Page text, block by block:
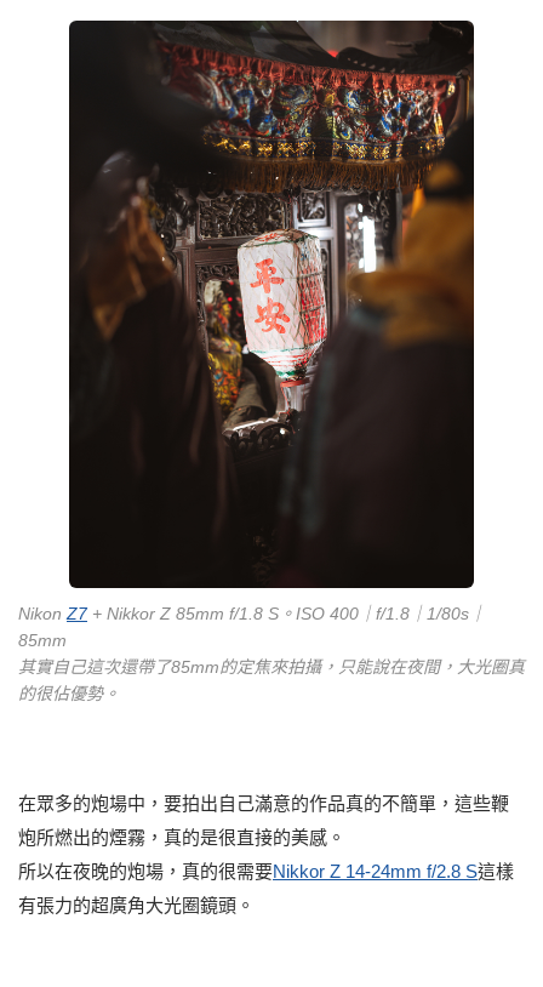
Nikon Z7+ Nikkor Z 85mm f/1.8 S。ISO 400｜f/1.8｜1/80s｜
85mm
其實自己這次還帶了85mm的定焦來拍攝，只能說在夜間，大光圈真
的很佔優勢。
在眾多的炮場中，要拍出自己滿意的作品真的不簡單，這些鞭
炮所燃出的煙霧，真的是很直接的美感。
所以在夜晚的炮場，真的很需要Nikkor Z 14-24mm f/2.8 S這樣
有張力的超廣角大光圈鏡頭。